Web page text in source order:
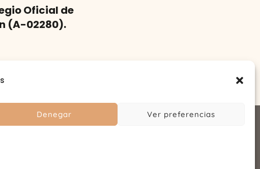
Denegar Ver preferencias
Oficial de
(A-02280).